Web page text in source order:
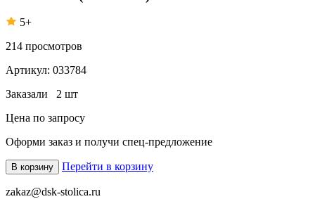
5+
214 просмотров
Артикул: 033784
Заказали 2 шт
Цена по запросу
Оформи заказ и получи спец-предложение
В корзину Перейти в корзину
zakaz@dsk-stolica.ru